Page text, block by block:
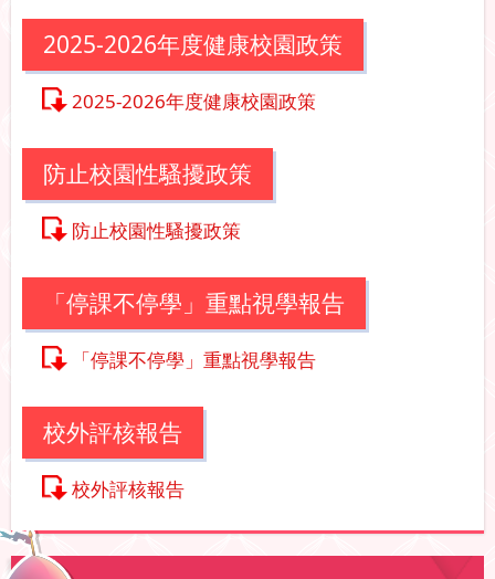
2025-2026年度健康校園政策
2025-2026年度健康校園政策
防止校園性騷擾政策
防止校園性騷擾政策
「停課不停學」重點視學報告
「停課不停學」重點視學報告
校外評核報告
校外評核報告